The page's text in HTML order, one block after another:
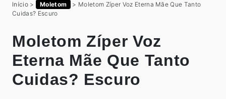
Início > Moletom > Moletom Zíper Voz Eterna Mãe Que Tanto
Cuidas? Escuro
Moletom Zíper Voz
Eterna Mãe Que Tanto
Cuidas? Escuro